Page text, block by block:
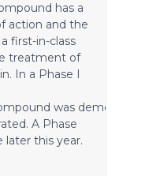
ja
Konsernin
(510)
has a
action and the
first-in-class
treatment of
In a Phase I
was
A Phase
later this year.